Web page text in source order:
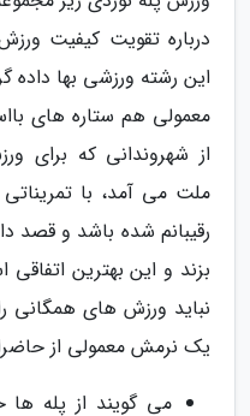
درباره تقویت کیفیت
این رشته ورزشی بها داده
معمولی هم ستاره های
از شهروندانی که برای
ملت می آمد، با
رقیبانم شده باشد و قصد
بزند و این بهترین
نباید ورزش های
یک نرمش معمولی از
می گویند از پله ها